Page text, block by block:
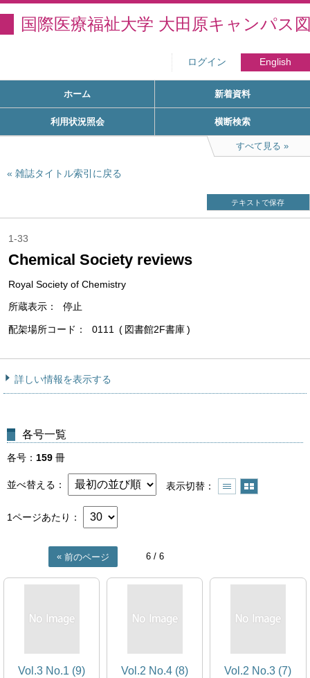
国際医療福祉大学 大田原キャンパス
ログイン English
ホーム 新着資料
利用状況照会 横断検索
すべて見る
雑誌タイトル索引に戻る
テキストで保存
1-33
Chemical Society reviews
Royal Society of Chemistry
所蔵表示
停止
配架場所コード 0111 図書館2F書庫
詳しい情報を表示する
各号一覧
各号 159 冊
並べ替える 表示切替
1ページあたり
前のページ 6 / 6
Vol.3 No.1 (9) Vol.2 No.4 (8) Vol.2 No.3 (7)